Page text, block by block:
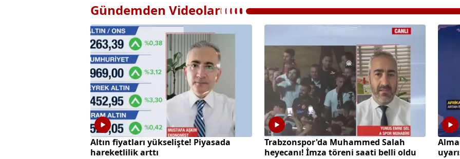
Gündemden Videolar
Altın fiyatları yükselişte! Piyasada
hareketlilik arttı
Trabzonspor'da Muhammed Salah
heyecanı! İmza töreni saati belli oldu